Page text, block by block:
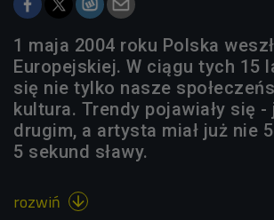
1 maja 2004 roku Polska
Europejskiej. W ciągu tych 15
się nie tylko nasze
kultura. Trendy pojawiały się -
drugim, a artysta miał już nie
5 sekund sławy.
rozwiń 